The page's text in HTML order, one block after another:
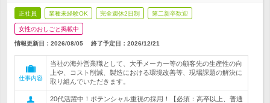
正社員 業種未経験OK 完全週休2日制 第二新卒歓迎
女性のおしごと掲載中
情報更新日：2026/08/05 終了予定日： 2026/12/21
仕事内容
当社の海外営業職として、大手メーカー等の顧客先の生産性の向
上や、コスト削減、製造における環境改善等、現場課題の解決に
取り組んでいただきます。
20代活躍中！ポテンシャル重視の採用！【必須：高卒以上、普通